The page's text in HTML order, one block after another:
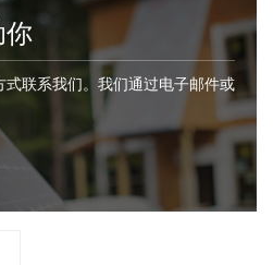
你
联系我们。我们通过电子邮件或